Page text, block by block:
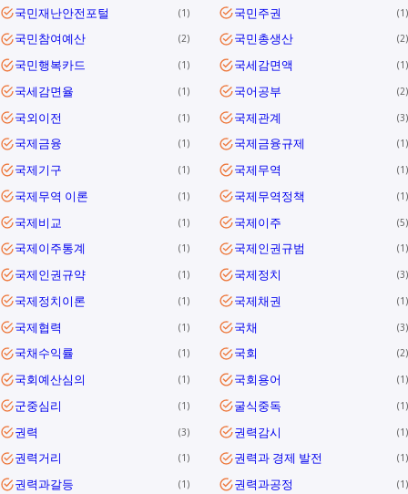
국민재난안전포털 1 국민주권 1
국민참여예산 2 국민총생산 2
국민행복카드 1 국세감면액 1
국세감면율 1 국어공부 2
국외이전 1 국제관계 3
국제금융 1 국제금융규제 1
국제기구 1 국제무역 1
국제무역 이론 1 국제무역정책 1
국제비교 1 국제이주 5
국제이주통계 1 국제인권규범 1
국제인권규약 1 국제정치 3
국제정치이론 1 국제채권 1
국제협력 1 국채 3
국채수익률 1 국회 2
국회예산심의 1 국회용어 1
군중심리 1 굴식중독 1
권력 3 권력감시 1
권력거리 1 권력과 경제 발전 1
권력과갈등 1 권력과공정 1